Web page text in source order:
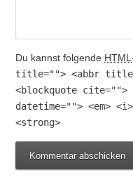
Du kannst folgende HTML
title=""> <abbr
<blockquote cite="">
datetime=""> <em>
<strong>